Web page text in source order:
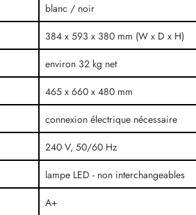
blanc / noir
384 x 593 x 380 mm (W x D x H)
environ 32 kg net
465 x 660 x 480 mm
connexion électrique nécessaire
240 V, 50/60 Hz
lampe LED - non interchangeables
A+